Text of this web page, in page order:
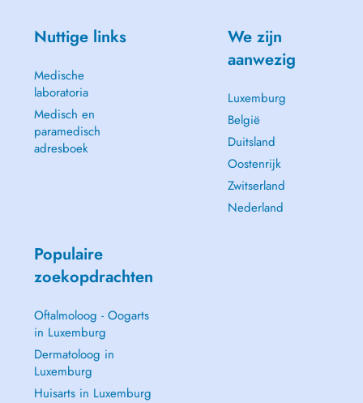
Nuttige links
Medische
laboratoria
Medisch en
paramedisch
adresboek
We zijn
aanwezig
Luxemburg
België
Duitsland
Oostenrijk
Zwitserland
Nederland
Populaire
zoekopdrachten
Oftalmoloog - Oogarts
in Luxemburg
Dermatoloog in
Luxemburg
Huisarts in Luxemburg